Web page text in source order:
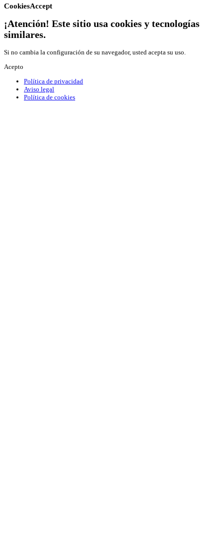
CookiesAccept
¡Atención! Este sitio usa cookies y tecnologías
similares.
Si no cambia la configuración de su navegador, usted acepta su uso.
Acepto
Política de privacidad
Aviso legal
Política de cookies